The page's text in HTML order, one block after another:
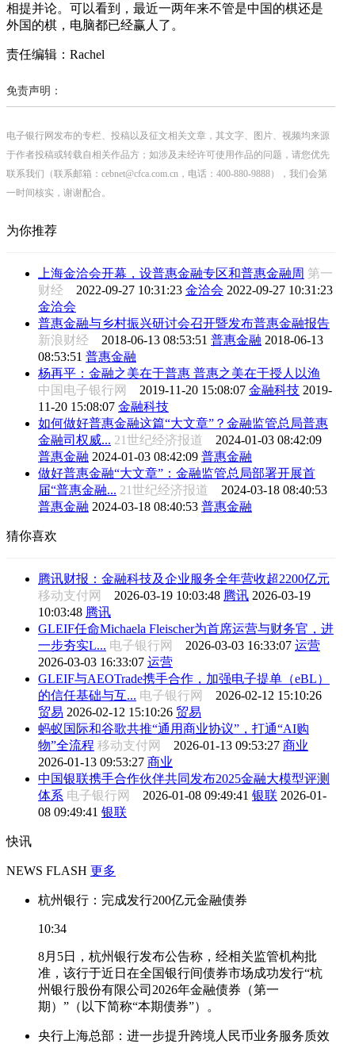
相提并论。可以看到，最近一两年来不管是中国的棋还是
外国的棋，电脑都已经赢人了。
责任编辑：Rachel
免责声明：
电子银行网发布的专栏、投稿以及征文相关文章，其文字、图片、视频均来源
于作者投稿或转载自相关作品方；如涉及未经许可使用作品的问题，请您优先
联系我们（联系邮箱：cebnet@cfca.com.cn，电话：400-880-9888），我们会第
一时间核实，谢谢配合。
为你推荐
上海金洽会开幕，设普惠金融专区和普惠金融周 第一
财经 2022-09-27 10:31:23 金洽会 2022-09-27 10:31:23
金洽会
普惠金融与乡村振兴研讨会召开暨发布普惠金融报告
新浪财经 2018-06-13 08:53:51 普惠金融 2018-06-13
08:53:51 普惠金融
杨再平：金融之美在于普惠 普惠之美在于授人以渔
中国电子银行网 2019-11-20 15:08:07 金融科技 2019-
11-20 15:08:07 金融科技
如何做好普惠金融这篇“大文章”？金融监管总局普惠
金融司权威... 21世纪经济报道 2024-01-03 08:42:09
普惠金融 2024-01-03 08:42:09 普惠金融
做好普惠金融“大文章”：金融监管总局部署开展首
届“普惠金融... 21世纪经济报道 2024-03-18 08:40:53
普惠金融 2024-03-18 08:40:53 普惠金融
猜你喜欢
腾讯财报：金融科技及企业服务全年营收超2200亿元
移动支付网 2026-03-19 10:03:48 腾讯 2026-03-19
10:03:48 腾讯
GLEIF任命Michaela Fleischer为首席运营与财务官，进
一步夯实L... 电子银行网 2026-03-03 16:33:07 运营
2026-03-03 16:33:07 运营
GLEIF与AEOTrade携手合作，加强电子提单（eBL）
的信任基础与互... 电子银行网 2026-02-12 15:10:26
贸易 2026-02-12 15:10:26 贸易
蚂蚁国际和谷歌共推“通用商业协议”，打通“AI购
物”全流程 移动支付网 2026-01-13 09:53:27 商业
2026-01-13 09:53:27 商业
中国银联携手合作伙伴共同发布2025金融大模型评测
体系 电子银行网 2026-01-08 09:49:41 银联 2026-01-
08 09:49:41 银联
快讯
NEWS FLASH 更多
杭州银行：完成发行200亿元金融债券
10:34
8月5日，杭州银行发布公告称，经相关监管机构批
准，该行于近日在全国银行间债券市场成功发行“杭
州银行股份有限公司2026年金融债券（第一
期）”（以下简称“本期债券”）。
央行上海总部：进一步提升跨境人民币业务服务质效